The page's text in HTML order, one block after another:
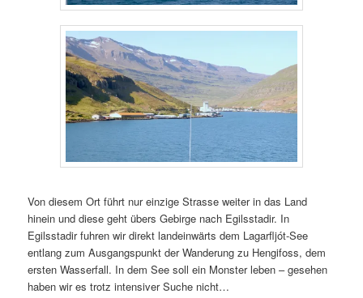
Von diesem Ort führt nur einzige Strasse weiter in das Land
hinein und diese geht übers Gebirge nach Egilsstadir. In
Egilsstadir fuhren wir direkt landeinwärts dem Lagarfljót-See
entlang zum Ausgangspunkt der Wanderung zu Hengifoss, dem
ersten Wasserfall. In dem See soll ein Monster leben – gesehen
haben wir es trotz intensiver Suche nicht…